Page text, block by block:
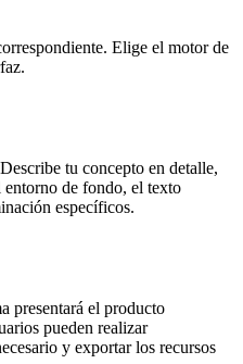
Elige el motor de
tu concepto en detalle,
de fondo, el texto
específicos.
presentará el producto
pueden realizar
y exportar los recursos